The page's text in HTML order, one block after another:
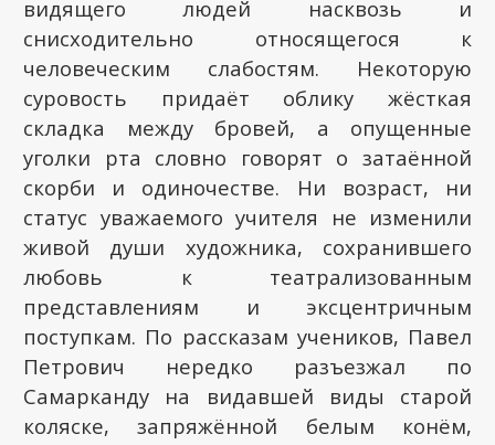
видящего людей насквозь и
снисходительно относящегося к
человеческим слабостям. Некоторую
суровость придаёт облику жёсткая
складка между бровей, а опущенные
уголки рта словно говорят о затаённой
скорби и одиночестве. Ни возраст, ни
статус уважаемого учителя не изменили
живой души художника, сохранившего
любовь к театрализованным
представлениям и эксцентричным
поступкам. По рассказам учеников, Павел
Петрович нередко разъезжал по
Самарканду на видавшей виды старой
коляске, запряжённой белым конём,